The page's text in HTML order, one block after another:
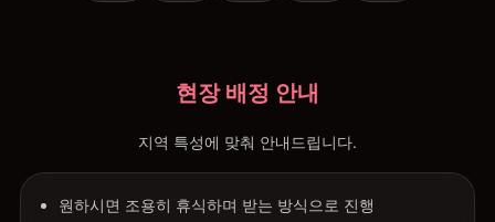
현장 배정 안내
지역 특성에 맞춰 안내드립니다.
원하시면 조용히 휴식하며 받는 방식으로 진행